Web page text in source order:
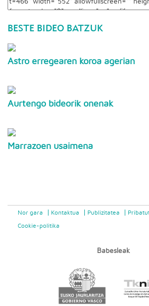
BESTE BIDEO BATZUK
Astro erregearen koroa agerian
Aurtengo bideorik onenak
Marrazoen usaimena
Nor gara Kontaktua Publizitatea
Cookie-politika
Babesleak